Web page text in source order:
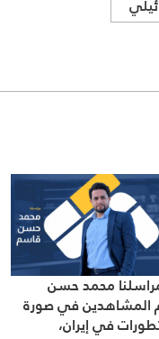
محمد حسن
المشاهدين في صورة
في إيران،